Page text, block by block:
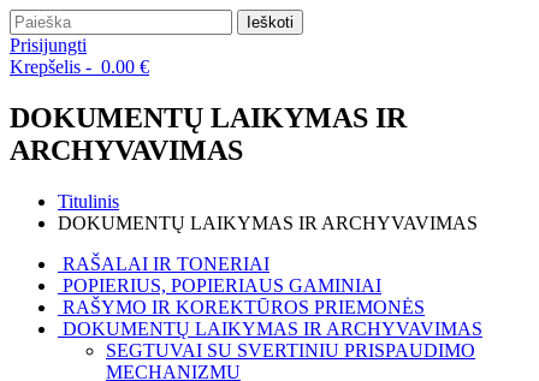
Ieškoti
Prisijungti
Krepšelis - 0.00 €
DOKUMENTŲ LAIKYMAS IR
ARCHYVAVIMAS
Titulinis
DOKUMENTŲ LAIKYMAS IR ARCHYVAVIMAS
RAŠALAI IR TONERIAI
POPIERIUS, POPIERIAUS GAMINIAI
RAŠYMO IR KOREKTŪROS PRIEMONĖS
DOKUMENTŲ LAIKYMAS IR ARCHYVAVIMAS
SEGTUVAI SU SVERTINIU PRISPAUDIMO
MECHANIZMU